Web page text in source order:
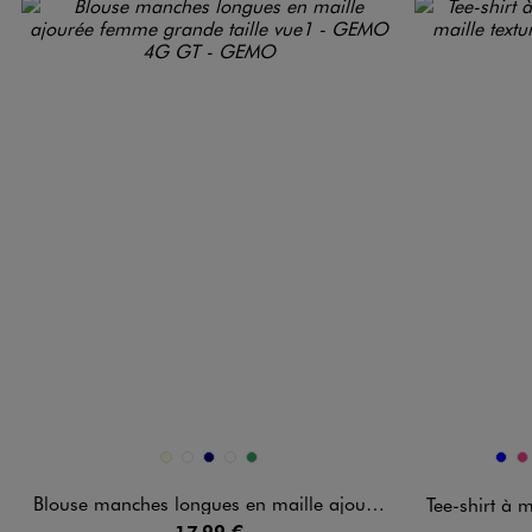
Disponible en 5 colorisKAKI STANDARD
MARINENOIR STANDARD
VERT
Blouse manches longues en maille ajourée femme grande taille
Disponible
BLEU
Tee-shirt à